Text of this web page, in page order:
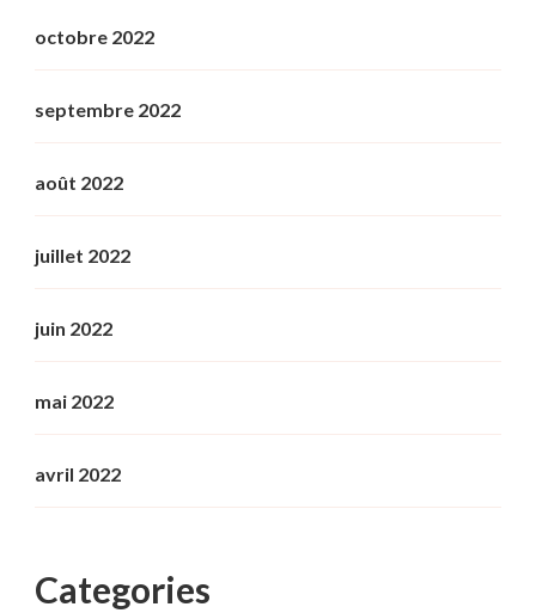
octobre 2022
septembre 2022
août 2022
juillet 2022
juin 2022
mai 2022
avril 2022
Categories